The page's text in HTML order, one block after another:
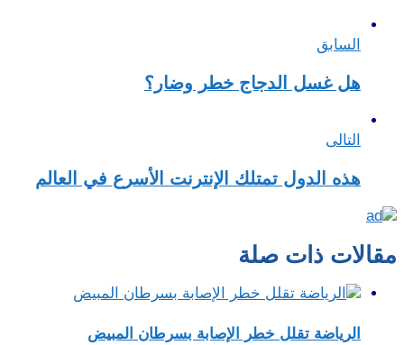
السابق
هل غسل الدجاج خطر وضار؟
التالى
هذه الدول تمتلك الإنترنت الأسرع في العالم
مقالات ذات صلة
الرياضة تقلل خطر الإصابة بسرطان المبيض